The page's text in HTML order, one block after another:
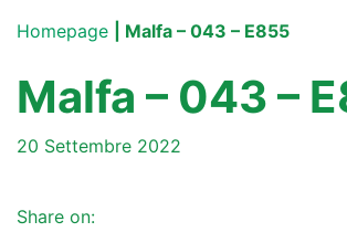
Homepage | Malfa – 043 – E855
Malfa – 043 –
20 Settembre 2022
Share on: